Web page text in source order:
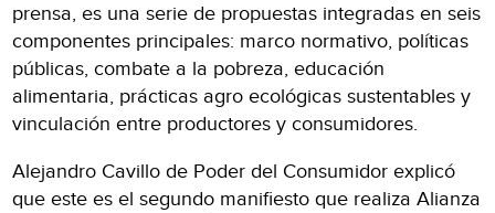
prensa, es una serie de propuestas integradas en seis
componentes principales: marco normativo, políticas
públicas, combate a la pobreza, educación
alimentaria, prácticas agro ecológicas sustentables y
vinculación entre productores y consumidores.
Alejandro Cavillo de Poder del Consumidor explicó
que este es el segundo manifiesto que realiza Alianza